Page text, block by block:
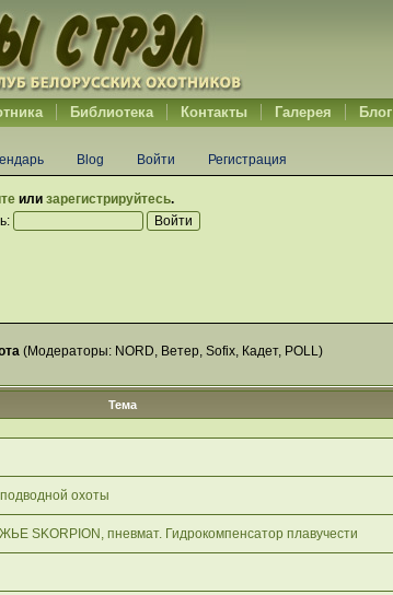
Библиотека Контакты Галерея Блог
Blog Войти Регистрация
или зарегистрируйтесь.
(Модераторы: NORD, Ветер, Sofix, Кадет, POLL)
Тема
охоты
SKORPION, пневмат. Гидрокомпенсатор плавучести